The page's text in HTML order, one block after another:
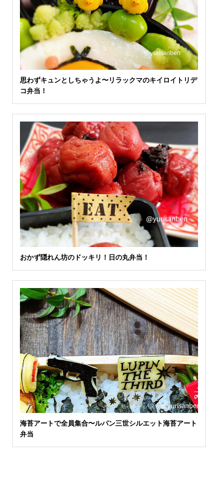
思わずキュンとしちゃうよ〜リラックマのキイロイトリデ
コ弁当！
おかず隠れん坊のドッキリ！日の丸弁当！
海苔アートで全員集合〜ルパン三世シルエット海苔アート
弁当